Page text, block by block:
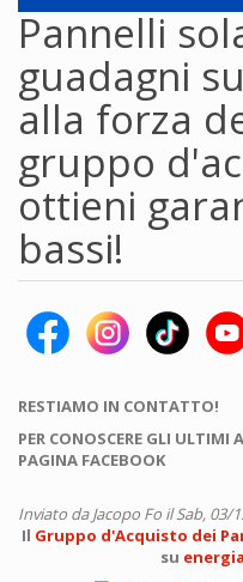
Pannelli
guadagni
alla forza
gruppo
ottieni
bassi!
RESTIAMO IN CONTATTO!
PER CONOSCERE GLI
PAGINA FACEBOOK
Inviato daJacopo Fo il Sab, 03/
Il Gruppo d'Acquisto dei
su